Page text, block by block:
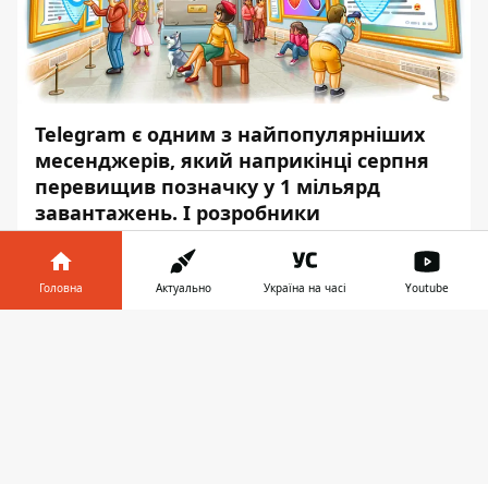
Telegram є одним з найпопулярніших
месенджерів, який наприкінці серпня
перевищив позначку у 1 мільярд
завантажень. І розробники
месенджера випустили чергове
оновлення.
Про це повідомляє
Головна Актуально Україна на часі Youtube